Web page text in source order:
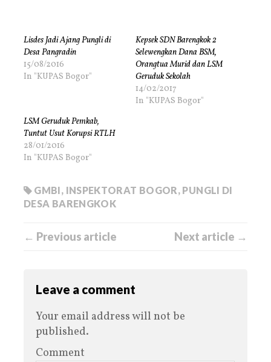
Lisdes Jadi Ajang Pungli di
Desa Pangradin
15/08/2016
In "KUPAS Bogor"
Kepsek SDN Barengkok 2
Selewengkan Dana BSM,
Orangtua Murid dan LSM
Geruduk Sekolah
14/02/2017
In "KUPAS Bogor"
LSM Geruduk Pemkab,
Tuntut Usut Korupsi RTLH
28/01/2016
In "KUPAS Bogor"
GMBI, INSPEKTORAT BOGOR, PUNGLI DI
DESA BARENGKOK
← Previous article Next article →
Leave a comment
Your email address will not be
published.
Comment